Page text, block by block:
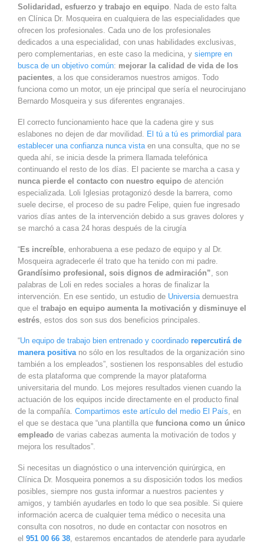
Solidaridad, esfuerzo y trabajo en equipo. Nada de esto falta
en Clínica Dr. Mosqueira en cualquiera de las especialidades que
ofrecen los profesionales. Cada uno de los profesionales
dedicados a una especialidad, con unas habilidades exclusivas,
pero complementarias, en este caso la medicina, y siempre en
busca de un objetivo común: mejorar la calidad de vida de los
pacientes, a los que consideramos nuestros amigos. Todo
funciona como un motor, un eje principal que sería el neurocirujano
Bernardo Mosqueira y sus diferentes engranajes.
El correcto funcionamiento hace que la cadena gire y sus
eslabones no dejen de dar movilidad.
El tú a tú es primordial para
establecer una confianza nunca vista en una consulta, que no se
queda ahí, se inicia desde la primera llamada telefónica
continuando el resto de los días. El paciente se marcha a casa y
nunca pierde el contacto con nuestro equipo de atención
especializada. Loli Iglesias protagonizó desde la barrera, como
suele decirse, el proceso de su padre Felipe, quien fue ingresado
varios días antes de la intervención debido a sus graves dolores y
se marchó a casa 24 horas después de la cirugía
“Es increíble , enhorabuena a ese pedazo de equipo y al Dr.
Mosqueira agradecerle él trato que ha tenido con mi padre.
Grandísimo profesional, sois dignos de admiración” , son
palabras de Loli en redes sociales a horas de finalizar la
intervención. En ese sentido, un estudio de Universia demuestra
que el trabajo en equipo aumenta la motivación y disminuye el
estrés , estos dos son sus dos beneficios principales.
“Un equipo de trabajo bien entrenado y coordinado repercutirá de
manera positivano sólo en los resultados de la organización sino
también a los empleados”, sostienen los responsables del estudio
de esta plataforma que comprende la mayor plataforma
universitaria del mundo. Los mejores resultados vienen cuando la
actuación de los equipos incide directamente en el producto final
de la compañía. Compartimos este artículo del medio El País, en
el que se destaca que “una plantilla que funciona como un único
empleado de varias cabezas aumenta la motivación de todos y
mejora los resultados”.
Si necesitas un diagnóstico o una intervención quirúrgica, en
Clínica Dr. Mosqueira ponemos a su disposición todos los medios
posibles, siempre nos gusta informar a nuestros pacientes y
amigos, y también ayudarles en todo lo que sea posible. Si quiere
información acerca de cualquier tema médico o necesita una
consulta con nosotros, no dude en contactar con nosotros en
el 951 00 66 38 , estaremos encantados de atenderle para ayudarle